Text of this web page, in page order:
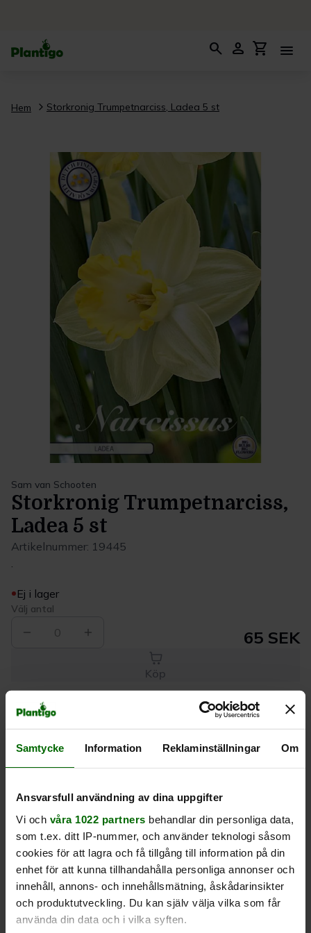
Samtycke Information Reklaminställningar Om
Ansvarsfull användning av dina uppgifter
Vi och våra 1022 partners behandlar din personliga data,
som t.ex. ditt IP-nummer, och använder teknologi såsom
cookies för att lagra och få tillgång till information på din
enhet för att kunna tillhandahålla personliga annonser och
innehåll, annons- och innehållsmätning, åskådarinsikter
och produktutveckling. Du kan själv välja vilka som får
använda din data och i vilka syften.
search person shopping_cart menu
Hem Storkronig Trumpetnarciss, Ladea 5 st
Sam van Schooten
Storkronig Trumpetnarciss,
Ladea 5 st
Artikelnummer: 19445
.
Ej i lager
Välj antal
0 65 SEK
Köp
Leverans 1-
3 dagar
Kvalitet till
rätt pris
Eget lager allt i
en leverans
Produktrecensioner